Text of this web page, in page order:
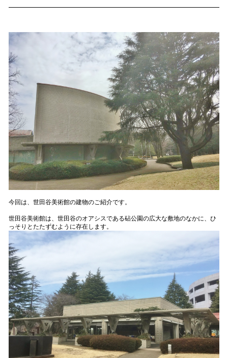
今回は、世田谷美術館の建物のご紹介です。
世田谷美術館は、世田谷のオアシスである砧公園の広大な敷地のなかに、ひ
っそりとたたずむように存在します。